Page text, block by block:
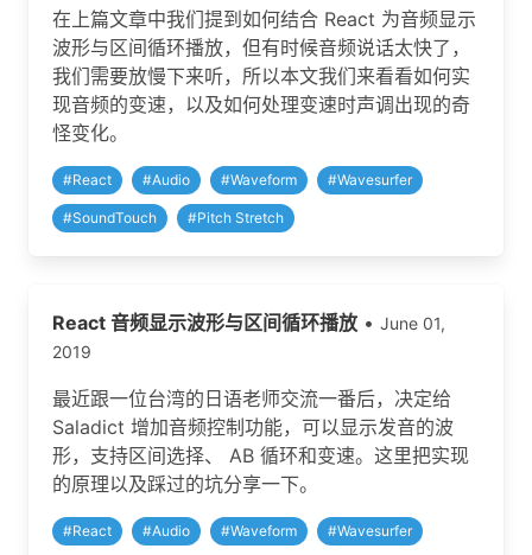
在上篇文章中我们提到如何结合 React 为音频显示
波形与区间循环播放，但有时候音频说话太快了，
我们需要放慢下来听，所以本文我们来看看如何实
现音频的变速，以及如何处理变速时声调出现的奇
怪变化。
#React #Audio #Waveform #Wavesurfer
#SoundTouch #Pitch Stretch
React 音频显示波形与区间循环播放 • June 01,
2019
最近跟一位台湾的日语老师交流一番后，决定给
Saladict 增加音频控制功能，可以显示发音的波
形，支持区间选择、 AB 循环和变速。这里把实现
的原理以及踩过的坑分享一下。
#React #Audio #Waveform #Wavesurfer